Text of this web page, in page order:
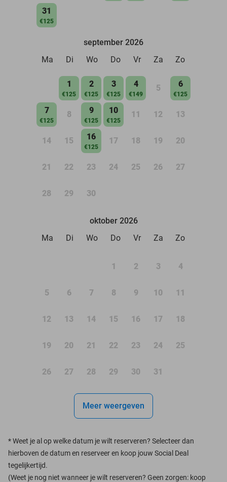
31
€125
september 2026
Ma
Di Wo Do Vr Za Zo
1
€125
2
€125
3
€125
4
€149
5 6
€125
7
€125
8 9
€125
10
€125
11 12 13
14 15 16
€125
17 18 19 20
21 22 23 24 25 26 27
28 29 30
oktober 2026
Ma
Di Wo Do Vr Za Zo
1 2 3 4
5 6 7 8 9 10 11
12 13 14 15 16 17 18
19 20 21 22 23 24 25
26 27 28 29 30 31
Meer weergeven
*Weet je al op welke datum je wilt reserveren? Selecteer dan
hierboven de datum en reserveer en koop jouw Social Deal
tegelijkertijd.
(Weet je nog niet wanneer je wilt reserveren? Geen zorgen: koop